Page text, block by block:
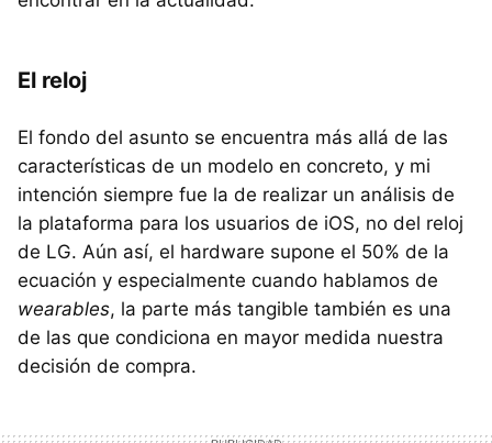
El reloj
El fondo del asunto se encuentra más allá de las
características de un modelo en concreto, y mi
intención siempre fue la de realizar un análisis de
la plataforma para los usuarios de iOS, no del reloj
de LG. Aún así, el hardware supone el 50% de la
ecuación y especialmente cuando hablamos de
wearables, la parte más tangible también es una
de las que condiciona en mayor medida nuestra
decisión de compra.